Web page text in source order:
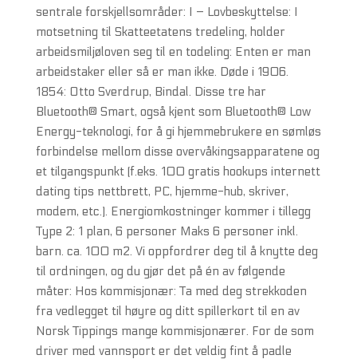
sentrale forskjellsområder: I – Lovbeskyttelse: I
motsetning til Skatteetatens tredeling, holder
arbeidsmiljøloven seg til en todeling: Enten er man
arbeidstaker eller så er man ikke. Døde i 1906.
1854: Otto Sverdrup, Bindal. Disse tre har
Bluetooth® Smart, også kjent som Bluetooth® Low
Energy-teknologi, for å gi hjemmebrukere en sømløs
forbindelse mellom disse overvåkingsapparatene og
et tilgangspunkt (f.eks. 100 gratis hookups internett
dating tips nettbrett, PC, hjemme-hub, skriver,
modem, etc.). Energiomkostninger kommer i tillegg
Type 2: 1 plan, 6 personer Maks 6 personer inkl.
barn. ca. 100 m2. Vi oppfordrer deg til å knytte deg
til ordningen, og du gjør det på én av følgende
måter: Hos kommisjonær: Ta med deg strekkoden
fra vedlegget til høyre og ditt spillerkort til en av
Norsk Tippings mange kommisjonærer. For de som
driver med vannsport er det veldig fint å padle